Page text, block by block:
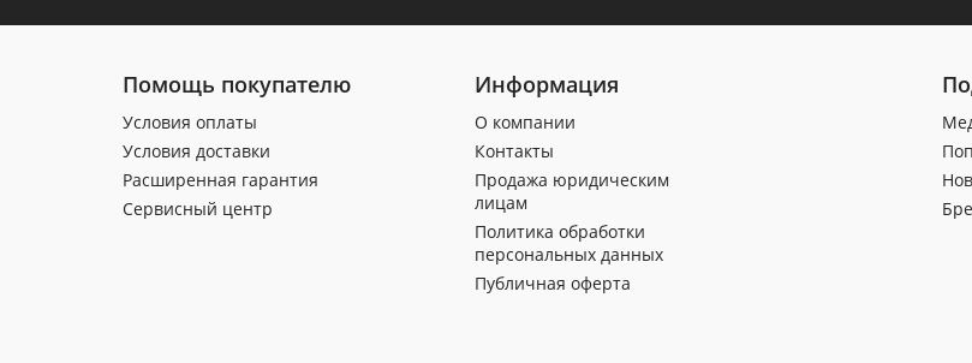
Помощь покупателю
Условия оплаты
Условия доставки
Расширенная гарантия
Сервисный центр
Информация
О компании
Контакты
Продажа юридическим
лицам
Политика обработки
персональных данных
Публичная оферта